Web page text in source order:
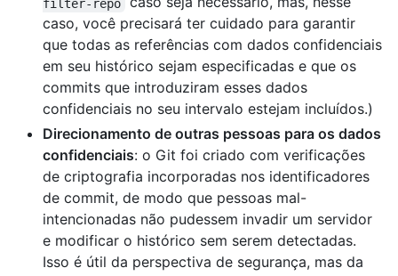
filter-repo
caso, você precisará ter cuidado para garantir
que todas as referências com dados confidenciais
em seu histórico sejam especificadas e que os
commits que introduziram esses dados
confidenciais no seu intervalo estejam incluídos.)
Direcionamento de outras pessoas para os dados
confidenciais: o Git foi criado com verificações
de criptografia incorporadas nos identificadores
de commit, de modo que pessoas mal-
intencionadas não pudessem invadir um servidor
e modificar o histórico sem serem detectadas.
Isso é útil da perspectiva de segurança, mas da